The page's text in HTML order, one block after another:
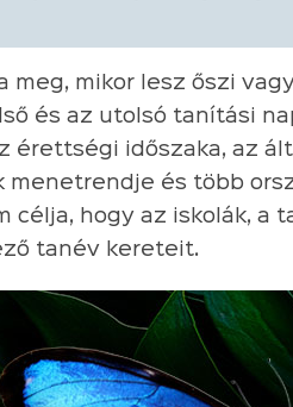
meg, mikor lesz őszi
és az utolsó tanítási
érettségi időszaka, az
és több
hogy az iskolák, a
tanév kereteit.